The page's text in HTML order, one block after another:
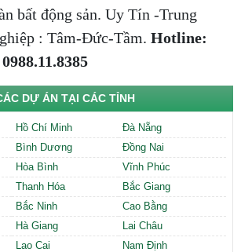
bất động sản. Uy Tín -Trung
: Tâm-Đức-Tầm. Hotline:
DỰ ÁN TẠI CÁC TỈNH
Hồ Chí Minh
Đà Nẵng
Bình Dương
Đồng Nai
Hòa Bình
Vĩnh Phúc
Thanh Hóa
Bắc Giang
Bắc Ninh
Cao Bằng
Hà Giang
Lai Châu
Lao Cai
Nam Định